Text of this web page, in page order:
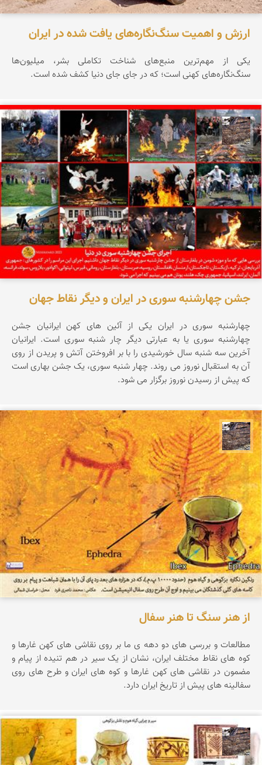
ارزش و اهمیت سنگ‌نگاره‌های یافت شده در ایران
یکی از مهم‌ترین منبع‌های شناخت تکاملی بشر، میلیون‌ها
سنگ‌نگاره‌های کهنی است؛ که در جای جای دنیا کشف شده است.
محمد ناصری فرد
جشن چهارشنبه سوری در ایران و دیگر نقاط جهان
چهارشنبه سوری در ایران یکی از آئین های کهن ایرانیان جشن
چهارشنبه سوری یا به عبارتی دیگر چار شنبه سوری است. ایرانیان
آخرین سه شنبه سال خورشیدی را با بر افروختن آتش و پریدن از روی
آن به استقبال نوروز می روند. چهار شنبه سوری، یک جشن بهاری است
که پیش از رسیدن نوروز برگزار می شود.
محمد ناصری فرد
از هنر سنگ تا هنر سفال
مطالعات و بررسی های دو دهه ی ما بر روی نقاشی های کهن غارها و
کوه های نقاط مختلف ایران، نشان از یک سیر در هم تنیده از پیام و
مضمون در نقاشی های کهن غارها و کوه های ایران و طرح های روی
سفالینه های پیش از تاریخ ایران دارد.
محمد ناصری فرد